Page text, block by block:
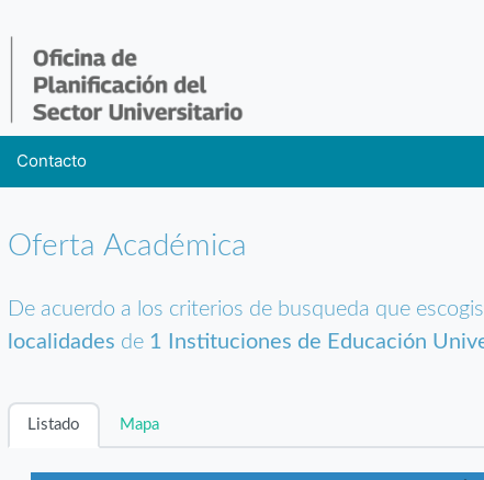
Contacto
Oferta Académica
De acuerdo a los criterios de busqueda que
localidades de 1 Instituciones de Educación
Listado Mapa